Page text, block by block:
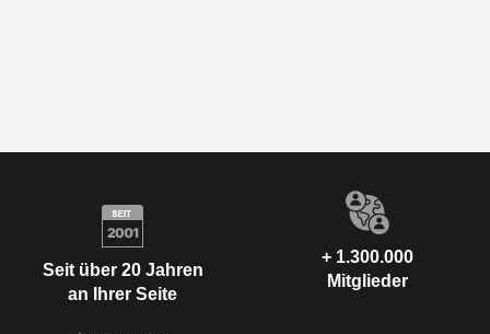
Seit über 20 Jahren
an Ihrer Seite
+ 1.300.000
Mitglieder